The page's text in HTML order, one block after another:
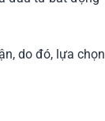
do đó, lựa chọn